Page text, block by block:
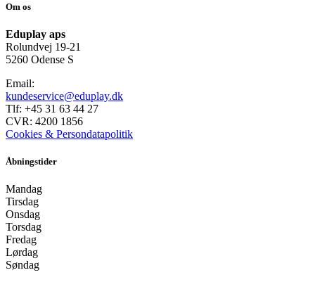
Om os
Eduplay aps
Rolundvej 19-21
5260 Odense S
Email:
kundeservice@eduplay.dk
Tlf: +45 31 63 44 27
CVR: 4200 1856
Cookies & Persondatapolitik
Åbningstider
Mandag
Tirsdag
Onsdag
Torsdag
Fredag
Lørdag
Søndag